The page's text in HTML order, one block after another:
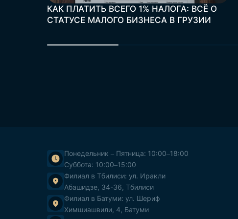
КАК ПЛАТИТЬ ВСЕГО 1% НАЛОГА: ВСЁ О
СТАТУСЕ МАЛОГО БИЗНЕСА В ГРУЗИИ
Понедельник – Пятница: 10:00–18:00
Суббота: 10:00–15:00
Филиал в Тбилиси: ул. Иракли
Абашидзе, 34-36, Тбилиси
Филиал в Батуми: ул. Шериф
Химшиашвили, 4, Батуми